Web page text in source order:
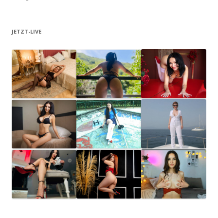
JETZT-LIVE
Lavinia69
Klicken Sie hier, um
eine Notiz
hinzuzufügen
AshleyTyl
er
Gipfel der Liebe
und des
Schabernacks
ReifeHeid
Schöne Kurven und
geile Fantasien !
Heidi4U
Ich bin Dein
Sonnenschein!
Ratienter
ciopelo
Ich mag es, wenn
ich mich wichtig
fühle, ich
AuroraKis
sy
Ich entdecke und
experimentiere
gerne. Herzli